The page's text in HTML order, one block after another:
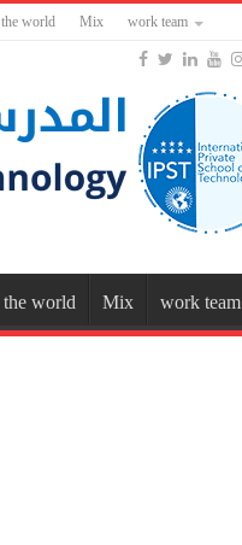
the world Mix work team
the world Mix work team